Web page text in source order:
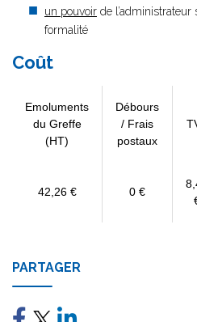
un pouvoir de
formalité
Coût
Emoluments
du Greffe
(HT)
Débours
/ Frais
postaux
42,26 € 0 €
PARTAGER